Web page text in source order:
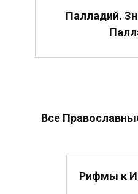
Палладий.
Все
Рифмы к